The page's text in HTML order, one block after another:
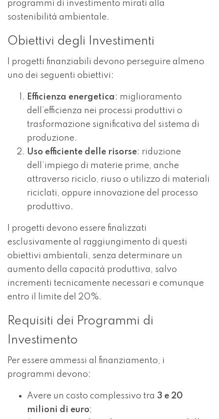
programmi di investimento mirati alla
sostenibilità ambientale.
Obiettivi degli Investimenti
I progetti finanziabili devono perseguire almeno
uno dei seguenti obiettivi:
Efficienza energetica : miglioramento
dell’efficienza nei processi produttivi o
trasformazione significativa del sistema di
produzione.
Uso efficiente delle risorse: riduzione
dell’impiego di materie prime, anche
attraverso riciclo, riuso o utilizzo di materiali
riciclati, oppure innovazione del processo
produttivo.
I progetti devono essere finalizzati
esclusivamente al raggiungimento di questi
obiettivi ambientali, senza determinare un
aumento della capacità produttiva, salvo
incrementi tecnicamente necessari e comunque
entro il limite del 20%.
Requisiti dei Programmi di
Investimento
Per essere ammessi al finanziamento, i
programmi devono:
Avere un costo complessivo tra 3 e 20
milioni di euro;